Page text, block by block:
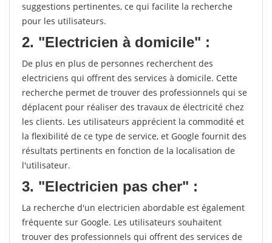
suggestions pertinentes, ce qui facilite la recherche
pour les utilisateurs.
2. "Electricien à domicile" :
De plus en plus de personnes recherchent des
electriciens qui offrent des services à domicile. Cette
recherche permet de trouver des professionnels qui se
déplacent pour réaliser des travaux de électricité chez
les clients. Les utilisateurs apprécient la commodité et
la flexibilité de ce type de service, et Google fournit des
résultats pertinents en fonction de la localisation de
l'utilisateur.
3. "Electricien pas cher" :
La recherche d'un electricien abordable est également
fréquente sur Google. Les utilisateurs souhaitent
trouver des professionnels qui offrent des services de